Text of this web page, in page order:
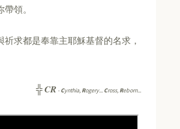
領。
祈求都是奉靠主耶穌基督的名求，
╬CR -Cynthia, Rogery... Cross, Reborn...